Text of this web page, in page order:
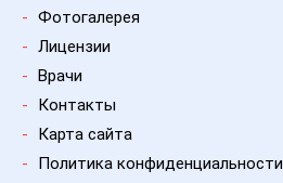
- Фотогалерея
- Лицензии
- Врачи
-
Контакты
-
Карта сайта
-
Политика конфиденциальности